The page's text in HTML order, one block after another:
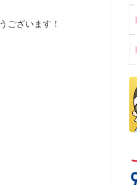
ございます！